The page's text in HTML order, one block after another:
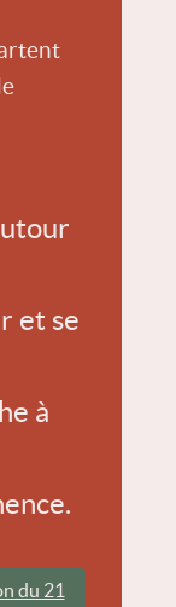
et se
à
du 21